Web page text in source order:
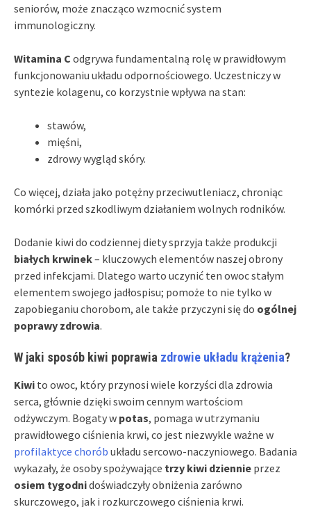
seniorów, może znacząco wzmocnić system
immunologiczny.
Witamina C odgrywa fundamentalną rolę w prawidłowym
funkcjonowaniu układu odpornościowego. Uczestniczy w
syntezie kolagenu, co korzystnie wpływa na stan:
stawów,
mięśni,
zdrowy wygląd skóry.
Co więcej, działa jako potężny przeciwutleniacz, chroniąc
komórki przed szkodliwym działaniem wolnych rodników.
Dodanie kiwi do codziennej diety sprzyja także produkcji
białych krwinek– kluczowych elementów naszej obrony
przed infekcjami. Dlatego warto uczynić ten owoc stałym
elementem swojego jadłospisu; pomoże to nie tylko w
zapobieganiu chorobom, ale także przyczyni się do ogólnej
poprawy zdrowia.
W jaki sposób kiwi poprawia zdrowie układu krążenia?
Kiwi to owoc, który przynosi wiele korzyści dla zdrowia
serca, głównie dzięki swoim cennym wartościom
odżywczym. Bogaty w potas, pomaga w utrzymaniu
prawidłowego ciśnienia krwi, co jest niezwykle ważne w
profilaktyce chorób układu sercowo-naczyniowego. Badania
wykazały, że osoby spożywające trzy kiwi dziennie przez
osiem tygodnidoświadczyły obniżenia zarówno
skurczowego, jak i rozkurczowego ciśnienia krwi.